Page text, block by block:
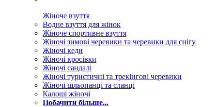
Жіноче взуття
Водне взуття для жінок
Жіноче спортивне взуття
Жіночі зимові черевики та черевики для снігу
Жіночі кеди
Жіночі кросівки
Жіночі сандалі
Жіночі туристичні та трекінгові черевики
Жіночі шльопанці та сланці
Калоші жіночі
Побачити більше...